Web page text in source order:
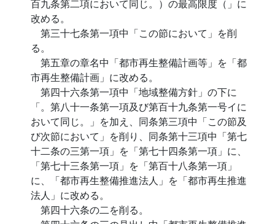
百九条第二項において同じ。）の最高限度（」に
改める。
第三十七条第一項中「この節において」を削
る。
第五章の章名中「都市再生整備計画等」を「都
市再生整備計画」に改める。
第四十六条第一項中「地域整備方針」の下に
「。第八十一条第一項及び第百十九条第一号イに
おいて同じ。」を加え、同条第三項中「この節及
び次節において」を削り、同条第十三項中「第七
十二条の三第一項」を「第七十四条第一項」に、
「第七十三条第一項」を「第百十八条第一項」
に、「都市再生整備推進法人」を「都市再生推進
法人」に改める。
第四十六条の二を削る。